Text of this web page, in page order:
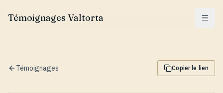
Témoignages Valtorta Menu
Témoignages Copier le lien